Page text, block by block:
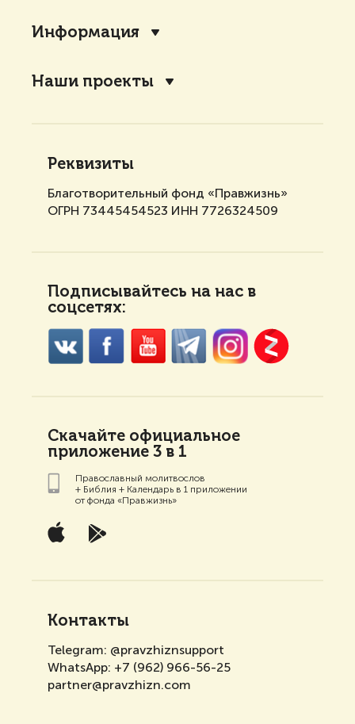
Информация
Наши проекты
Реквизиты
Благотворительный фонд «Правжизнь»
ОГРН 73445454523 ИНН 7726324509
Подписывайтесь на нас в
соцсетях:
Скачайте официальное
приложение 3 в 1
Православный молитвослов
+ Библия + Календарь в 1 приложении
от фонда «Правжизнь»
Контакты
Telegram: @pravzhiznsupport
WhatsApp: +7 (962) 966-56-25
partner@pravzhizn.com